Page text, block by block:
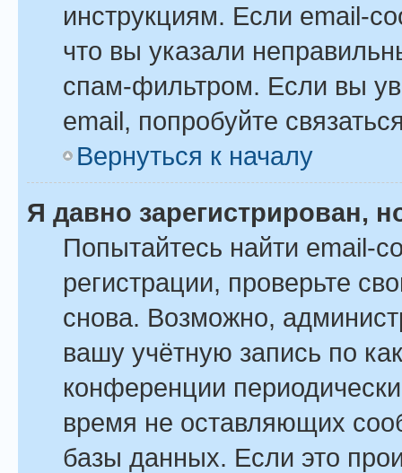
инструкциям. Если email-
что вы указали
спам-фильтром. Если вы
email, попробуйте
Вернуться к началу
Я давно зарегистрирован,
Попытайтесь найти email-
регистрации, проверьте
снова. Возможно,
вашу учётную запись по
конференции
время не оставляющих
базы данных. Если это